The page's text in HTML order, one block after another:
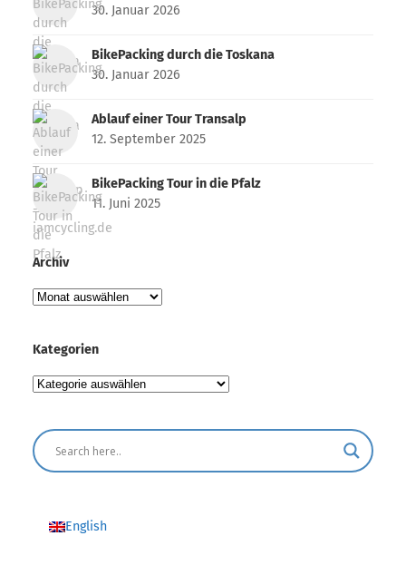
30. Januar 2026
BikePacking durch die Toskana
30. Januar 2026
Ablauf einer Tour Transalp
12. September 2025
BikePacking Tour in die Pfalz
11. Juni 2025
Archiv
Archiv
Kategorien
Kategorien
English